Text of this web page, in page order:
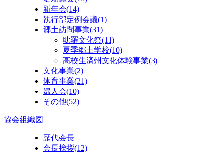
新年会(14)
執行部定例会議(1)
郷土訪問事業(31)
耽羅文化祭(11)
夏季郷土学校(10)
高校生済州文化体験事業(3)
文化事業(2)
体育事業(21)
婦人会(10)
その他(52)
協会組織図
歴代会長
会長挨拶(12)